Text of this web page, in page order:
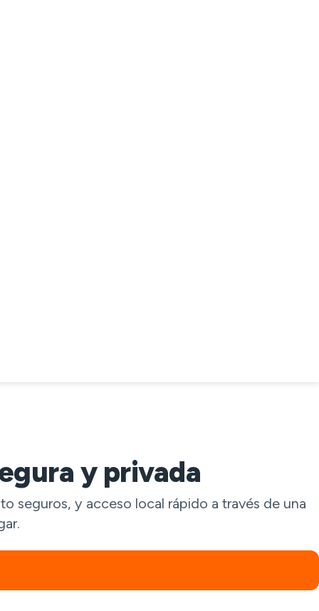
y privada
seguros, y acceso local rápido a través de una